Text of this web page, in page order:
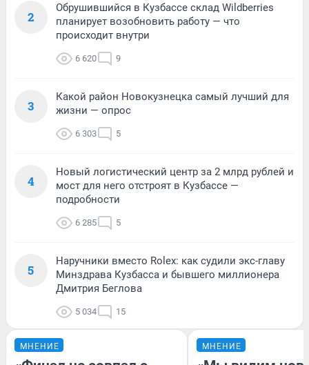
2
Обрушившийся в Кузбассе склад Wildberries
планирует возобновить работу — что
происходит внутри
6 620 9
3
Какой район Новокузнецка самый лучший для
жизни — опрос
6 303 5
4
Новый логистический центр за 2 млрд рублей и
мост для него отстроят в Кузбассе —
подробности
6 285 5
5
Наручники вместо Rolex: как судили экс-главу
Минздрава Кузбасса и бывшего миллионера
Дмитрия Беглова
5 034 15
МНЕНИЕ МНЕНИЕ